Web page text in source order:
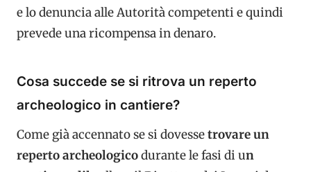
e lo denuncia alle Autorità competenti e quindi
prevede una ricompensa in denaro.
Cosa succede se si ritrova un reperto
archeologico in cantiere?
Come già accennato se si dovessetrovare un
reperto archeologicodurante le fasi di un